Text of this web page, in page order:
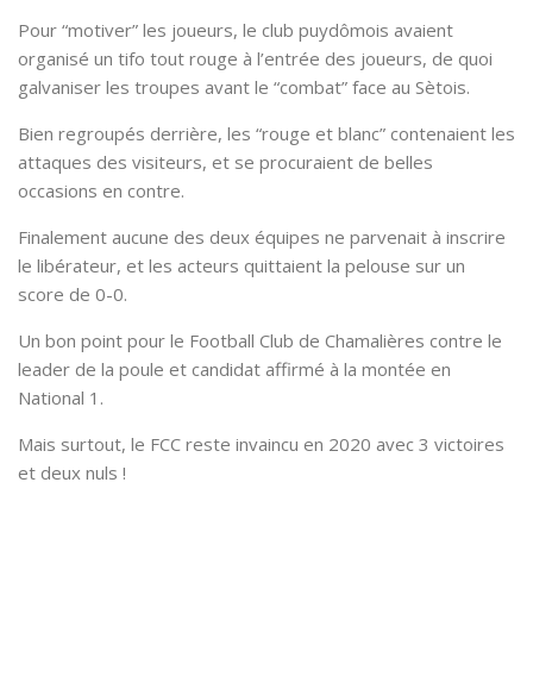
Pour “motiver” les joueurs, le club puydômois avaient
organisé un tifo tout rouge à l’entrée des joueurs, de quoi
galvaniser les troupes avant le “combat” face au Sètois.
Bien regroupés derrière, les “rouge et blanc” contenaient les
attaques des visiteurs, et se procuraient de belles
occasions en contre.
Finalement aucune des deux équipes ne parvenait à inscrire
le libérateur, et les acteurs quittaient la pelouse sur un
score de 0-0.
Un bon point pour le Football Club de Chamalières contre le
leader de la poule et candidat affirmé à la montée en
National 1.
Mais surtout, le FCC reste invaincu en 2020 avec 3 victoires
et deux nuls !